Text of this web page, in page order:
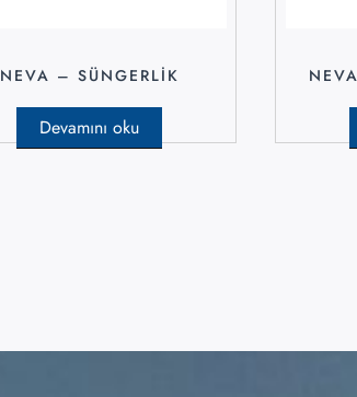
NEVA – SÜNGERLIK
Devamını oku